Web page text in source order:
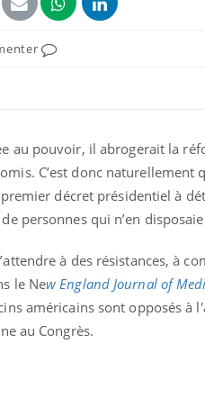
au pouvoir, il abrogerait la
C’est donc naturellement
décret présidentiel à
personnes qui n’en
à des résistances, à
le New England Journal of
américains sont opposés à
au Congrès.
oublier les
en vacances ?